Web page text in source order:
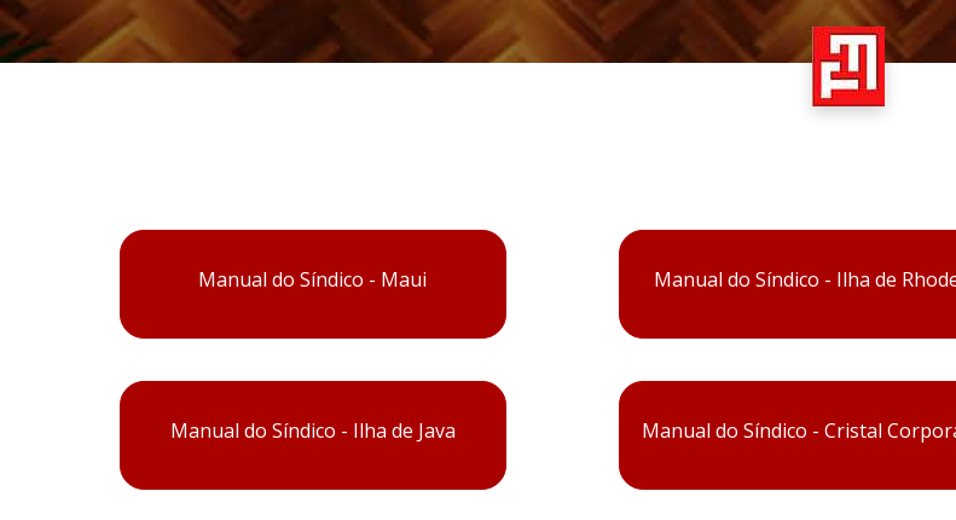
Manual do Síndico - Maui
Manual do Síndico - Ilha de Java
Manual do Síndico - Ilha de
Manual do Síndico - Cristal